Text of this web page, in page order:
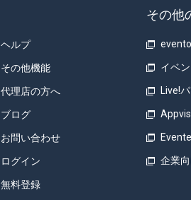
ヘルプ
その他機能
代理店の方へ
ブログ
お問い合わせ
ログイン
無料登録
その他
イベ
Live!
企業